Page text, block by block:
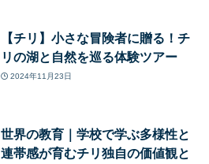
【チリ】小さな冒険者に贈る！チ
リの湖と自然を巡る体験ツアー
2024年11月23日
世界の教育｜学校で学ぶ多様性と
連帯感が育むチリ独自の価値観と